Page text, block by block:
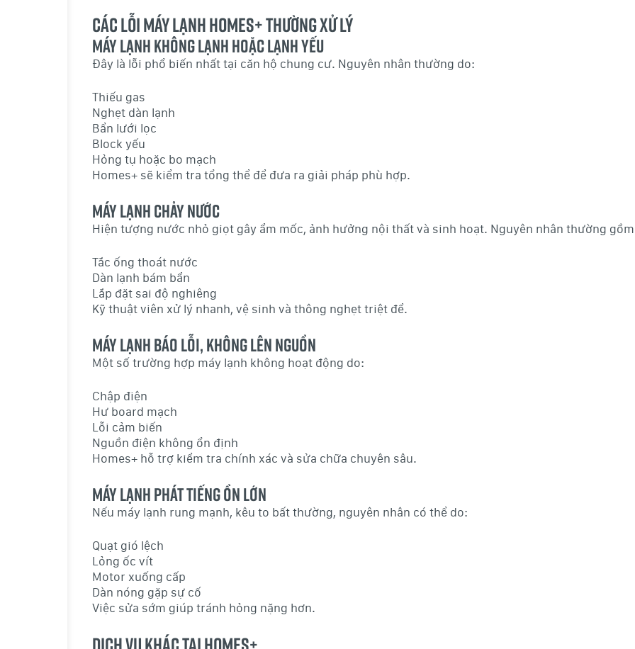
Các lỗi máy lạnh Homes+ thường xử lý
Máy lạnh không lạnh hoặc lạnh yếu
Đây là lỗi phổ biến nhất tại căn hộ chung cư. Nguyên nhân thường do:
Thiếu gas
Nghẹt dàn lạnh
Bẩn lưới lọc
Block yếu
Hỏng tụ hoặc bo mạch
Homes+ sẽ kiểm tra tổng thể để đưa ra giải pháp phù hợp.
Máy lạnh chảy nước
Hiện tượng nước nhỏ giọt gây ẩm mốc, ảnh hưởng nội thất và sinh hoạt. Nguyên nhân thường
Tắc ống thoát nước
Dàn lạnh bám bẩn
Lắp đặt sai độ nghiêng
Kỹ thuật viên xử lý nhanh, vệ sinh và thông nghẹt triệt để.
Máy lạnh báo lỗi, không lên nguồn
Một số trường hợp máy lạnh không hoạt động do:
Chập điện
Hư board mạch
Lỗi cảm biến
Nguồn điện không ổn định
Homes+ hỗ trợ kiểm tra chính xác và sửa chữa chuyên sâu.
Máy lạnh phát tiếng ồn lớn
Nếu máy lạnh rung mạnh, kêu to bất thường, nguyên nhân có thể do:
Quạt gió lệch
Lỏng ốc vít
Motor xuống cấp
Dàn nóng gặp sự cố
Việc sửa sớm giúp tránh hỏng nặng hơn.
Dịch vụ khác tại Homes+